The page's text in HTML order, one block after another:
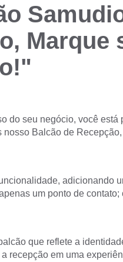
Marque
do seu negócio, você está
Balcão de
adicionando
um ponto de contato;
que reflete a
recepção em uma